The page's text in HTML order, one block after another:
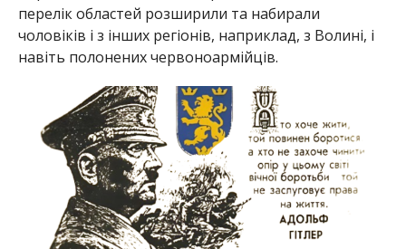
перелік областей розширили та набирали
чоловіків і з інших регіонів, наприклад, з Волині, і
навіть полонених червоноармійців.